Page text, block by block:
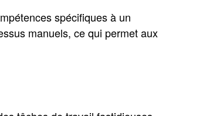
spécifiques à un
manuels, ce qui permet aux